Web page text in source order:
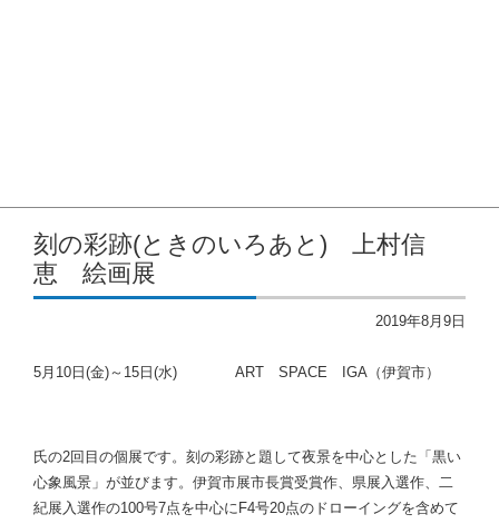
刻の彩跡(ときのいろあと) 上村信
恵 絵画展
2019年8月9日
5月10日(金)～15日(水) ART SPACE IGA（伊賀市）
氏の2回目の個展です。刻の彩跡と題して夜景を中心とした「黒い
心象風景」が並びます。伊賀市展市長賞受賞作、県展入選作、二
紀展入選作の100号7点を中心にF4号20点のドローイングを含めて